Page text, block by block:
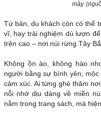
mây.
Từ bản, du khách còn có thể
vĩ, hay trải nghiệm dù lượn
trên cao – nơi núi rừng Tây
Không ồn ào, không hào
người bằng sự bình yên,
cảm xúc. Ai từng ghé thăm
nỗi nhớ dịu dàng về miền
nằm trong trang sách, mà